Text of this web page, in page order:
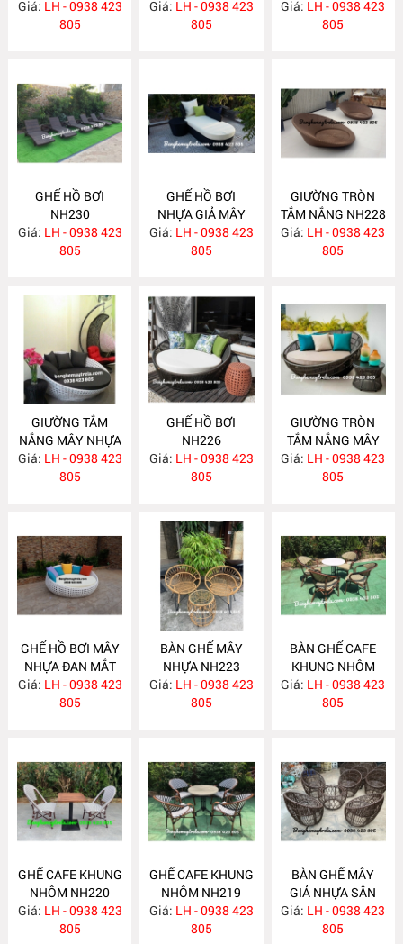
Giá: LH - 0938 423
805
NH232
Giá: LH - 0938 423
805
Giá: LH - 0938 423
805
GHẾ HỒ BƠI
NH230
Giá: LH - 0938 423
805
GHẾ HỒ BƠI
NHỰA GIẢ MÂY
NH229
Giá: LH - 0938 423
805
GIƯỜNG TRÒN
TẮM NẮNG NH228
Giá: LH - 0938 423
805
GIƯỜNG TẮM
NẮNG MÂY NHỰA
NH227
Giá: LH - 0938 423
805
GHẾ HỒ BƠI
NH226
Giá: LH - 0938 423
805
GIƯỜNG TRÒN
TẮM NẮNG MÂY
NHỰA NH225
Giá: LH - 0938 423
805
GHẾ HỒ BƠI MÂY
NHỰA ĐAN MẮT
CÁO NH224
Giá: LH - 0938 423
805
BÀN GHẾ MÂY
NHỰA NH223
Giá: LH - 0938 423
805
BÀN GHẾ CAFE
KHUNG NHÔM
NGOÀI TRỜI
NH221
Giá: LH - 0938 423
805
GHẾ CAFE KHUNG
NHÔM NH220
Giá: LH - 0938 423
805
GHẾ CAFE KHUNG
NHÔM NH219
Giá: LH - 0938 423
805
BÀN GHẾ MÂY
GIẢ NHỰA SÂN
VƯỜN NH218
Giá: LH - 0938 423
805